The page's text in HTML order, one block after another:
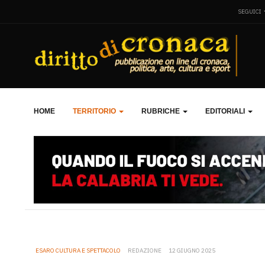
SEGUICI
HOME TERRITORIO RUBRICHE EDITORIALI
ESARO CULTURA E SPETTACOLO REDAZIONE 12 GIUGNO 2025